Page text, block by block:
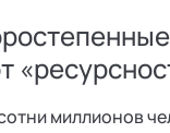
миллионов